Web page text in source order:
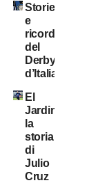
Storie
e
ricordi
del
Derby
d’Italia
El
Jardinero:
la
storia
di
Julio
Cruz